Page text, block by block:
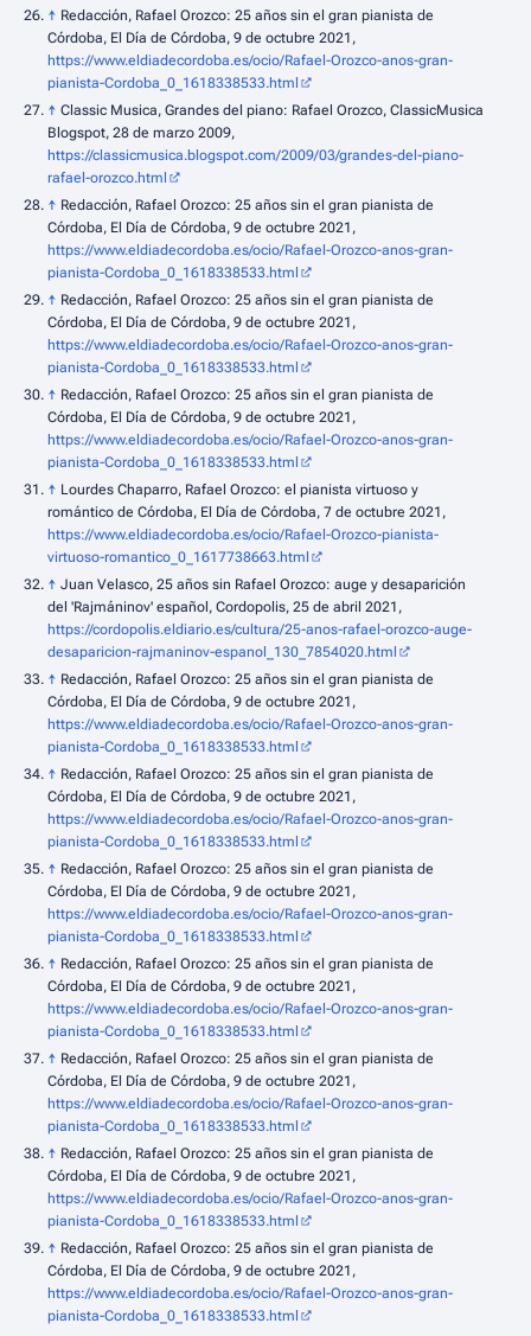
↑ Redacción, Rafael Orozco: 25 años sin el gran pianista de
Córdoba, El Día de Córdoba, 9 de octubre 2021,
https://www.eldiadecordoba.es/ocio/Rafael-Orozco-anos-gran-
pianista-Cordoba_0_1618338533.html
↑ Classic Musica, Grandes del piano: Rafael Orozco, ClassicMusica
Blogspot, 28 de marzo 2009,
https://classicmusica.blogspot.com/2009/03/grandes-del-piano-
rafael-orozco.html
↑ Redacción, Rafael Orozco: 25 años sin el gran pianista de
Córdoba, El Día de Córdoba, 9 de octubre 2021,
https://www.eldiadecordoba.es/ocio/Rafael-Orozco-anos-gran-
pianista-Cordoba_0_1618338533.html
↑ Redacción, Rafael Orozco: 25 años sin el gran pianista de
Córdoba, El Día de Córdoba, 9 de octubre 2021,
https://www.eldiadecordoba.es/ocio/Rafael-Orozco-anos-gran-
pianista-Cordoba_0_1618338533.html
↑ Redacción, Rafael Orozco: 25 años sin el gran pianista de
Córdoba, El Día de Córdoba, 9 de octubre 2021,
https://www.eldiadecordoba.es/ocio/Rafael-Orozco-anos-gran-
pianista-Cordoba_0_1618338533.html
↑ Lourdes Chaparro, Rafael Orozco: el pianista virtuoso y
romántico de Córdoba, El Día de Córdoba, 7 de octubre 2021,
https://www.eldiadecordoba.es/ocio/Rafael-Orozco-pianista-
virtuoso-romantico_0_1617738663.html
↑ Juan Velasco, 25 años sin Rafael Orozco: auge y desaparición
del 'Rajmáninov' español, Cordopolis, 25 de abril 2021,
https://cordopolis.eldiario.es/cultura/25-anos-rafael-orozco-auge-
desaparicion-rajmaninov-espanol_130_7854020.html
↑ Redacción, Rafael Orozco: 25 años sin el gran pianista de
Córdoba, El Día de Córdoba, 9 de octubre 2021,
https://www.eldiadecordoba.es/ocio/Rafael-Orozco-anos-gran-
pianista-Cordoba_0_1618338533.html
↑ Redacción, Rafael Orozco: 25 años sin el gran pianista de
Córdoba, El Día de Córdoba, 9 de octubre 2021,
https://www.eldiadecordoba.es/ocio/Rafael-Orozco-anos-gran-
pianista-Cordoba_0_1618338533.html
↑ Redacción, Rafael Orozco: 25 años sin el gran pianista de
Córdoba, El Día de Córdoba, 9 de octubre 2021,
https://www.eldiadecordoba.es/ocio/Rafael-Orozco-anos-gran-
pianista-Cordoba_0_1618338533.html
↑ Redacción, Rafael Orozco: 25 años sin el gran pianista de
Córdoba, El Día de Córdoba, 9 de octubre 2021,
https://www.eldiadecordoba.es/ocio/Rafael-Orozco-anos-gran-
pianista-Cordoba_0_1618338533.html
↑ Redacción, Rafael Orozco: 25 años sin el gran pianista de
Córdoba, El Día de Córdoba, 9 de octubre 2021,
https://www.eldiadecordoba.es/ocio/Rafael-Orozco-anos-gran-
pianista-Cordoba_0_1618338533.html
↑ Redacción, Rafael Orozco: 25 años sin el gran pianista de
Córdoba, El Día de Córdoba, 9 de octubre 2021,
https://www.eldiadecordoba.es/ocio/Rafael-Orozco-anos-gran-
pianista-Cordoba_0_1618338533.html
↑ Redacción, Rafael Orozco: 25 años sin el gran pianista de
Córdoba, El Día de Córdoba, 9 de octubre 2021,
https://www.eldiadecordoba.es/ocio/Rafael-Orozco-anos-gran-
pianista-Cordoba_0_1618338533.html